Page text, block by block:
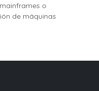
o
de máquinas